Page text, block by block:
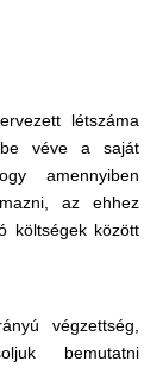
létszáma
véve a saját
amennyiben
az ehhez
költségek között
végzettség,
bemutatni